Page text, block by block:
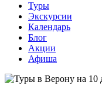
Туры
Экскурсии
Календарь
Блог
Акции
Афиша